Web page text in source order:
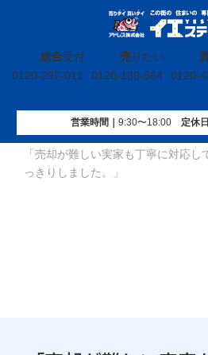
総合受付
0120-297-011
売りたい
0120-139-664
0120-
営業時間｜ 9:30〜18:00定休⽇
イエステーション»お客様の事例»
「売却が難しい実家も丁寧に対応
っきりしました。」